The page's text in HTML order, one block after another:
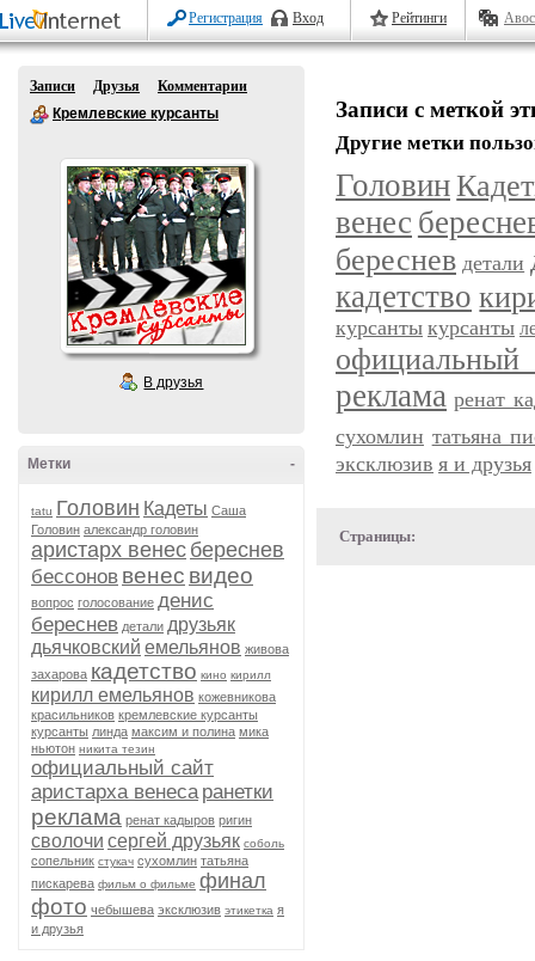
Регистрация Вход Рейтинги
Записи Друзья
Комментарии
Кремлевские курсанты
В друзья
-
Метки
tatu Головин Кадеты Саша
Головин александр головин
аристарх венес береснев
бессонов венес видео
вопрос голосование денис
береснев детали друзьяк
дьячковский емельянов живова
захарова кадетство кино кирилл
кирилл емельянов кожевникова
красильников кремлевские курсанты
курсанты линда максим и полина мика
ньютон никита тезин
официальный сайт
аристарха венеса ранетки
реклама ренат кадыров ригин
сволочи сергей друзьяк соболь
сопельник стукач сухомлин татьяна
пискарева фильм о фильме финал
фото чебышева эксклюзив этикетка я
и друзья
Записи с меткой
Другие метки
Головин
венес
береснев детали
кадетство
курсанты курсанты
реклама ренат
сухомлин татьяна
эксклюзив я и друзья
Страницы: